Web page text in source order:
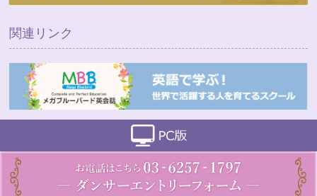
関連リンク